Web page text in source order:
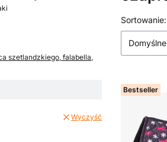
szetlandzkiego, falabella,
Wyczyść
Lista
Sortowanie:
Domyślne
Bestseller